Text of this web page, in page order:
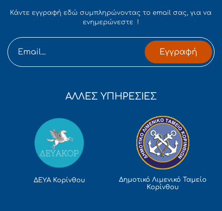
Κάντε εγγραφή εδώ συμπληρώνοντας το email σας, για να
ενημερώνεστε !
Εγγραφή
ΑΛΛΕΣ ΥΠΗΡΕΣΙΕΣ
ΔΕΥΑ Κορίνθου
Δημοτικό Λιμενικό Ταμείο
Κορίνθου